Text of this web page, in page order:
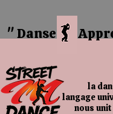
la
langage
nous
" Danse